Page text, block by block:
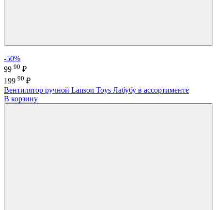
-50%
99 90 ₽
199 90 ₽
Вентилятор ручной Lanson Toys Лабубу в ассортименте
В корзину